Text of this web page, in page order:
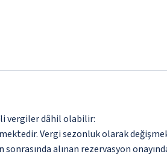
vergiler dâhil olabilir:
Vergi sezonluk olarak
alınan rezervasyon